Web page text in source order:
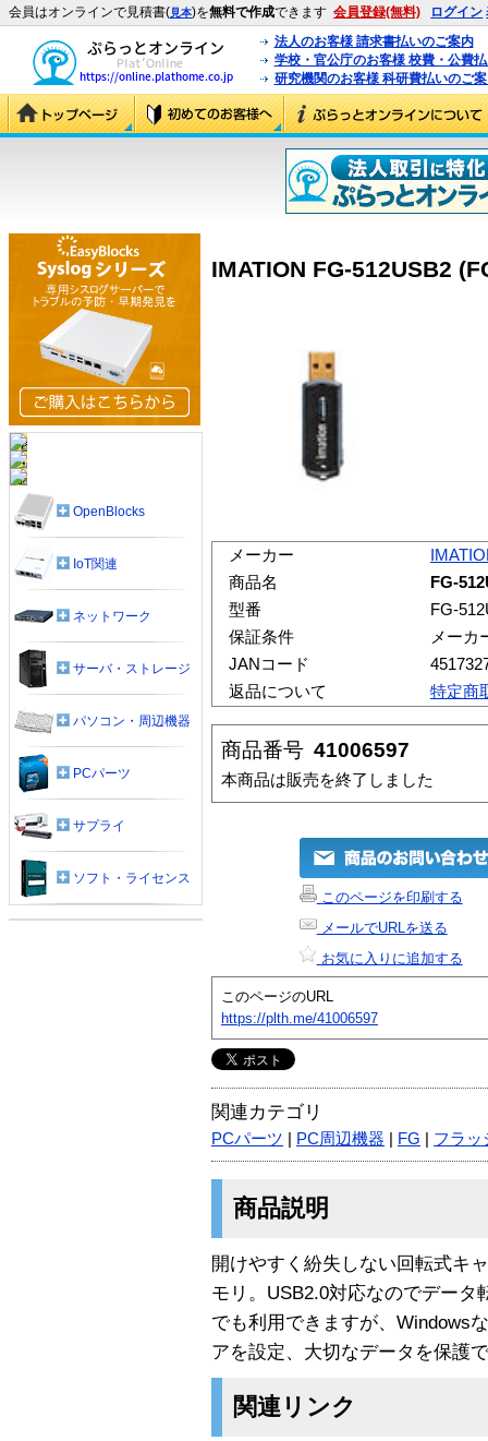
会員はオンラインで見積書(見本)を無料で作成できます 会員登録(無料) ログイン
法人のお客様 請求書払いのご案内
学校・官公庁のお客様 校費・公費
研究機関のお客様 科研費払いのご
IMATION FG-512USB2
メーカー
商品名
FG-
型番
FG-
保証条件
メーカ
JANコード
返品について
特定商
商品番号 41006597
本商品は販売を終了しました
このページを印刷する
メールでURLを送る
お気に入りに追加する
このページのURL
https://plth.me/41006597
関連カテゴリ
PCパーツ PC周辺機器 FG フラッ
商品説明
開けやすく紛失しない回転式キ
モリ。USB2.0対応なのでデータ
でも利用できますが、Windows
アを設定、大切なデータを保護
関連リンク
OpenBlocks
IoT関連
ネットワーク
サーバ・ストレージ
パソコン・周辺機器
PCパーツ
サプライ
ソフト・ライセンス